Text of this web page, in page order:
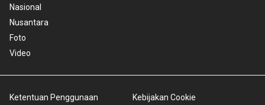
Nasional
Nusantara
Foto
Video
Ketentuan Penggunaan Kebijakan Cookie